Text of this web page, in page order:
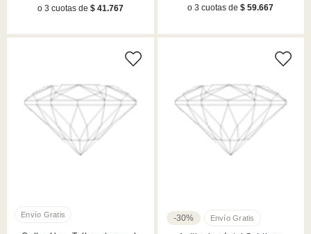
o 3 cuotas de $ 41.767
o 3 cuotas de$ 59.667
-30%